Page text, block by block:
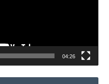
04:26